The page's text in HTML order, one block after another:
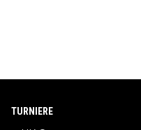
TURNIERE